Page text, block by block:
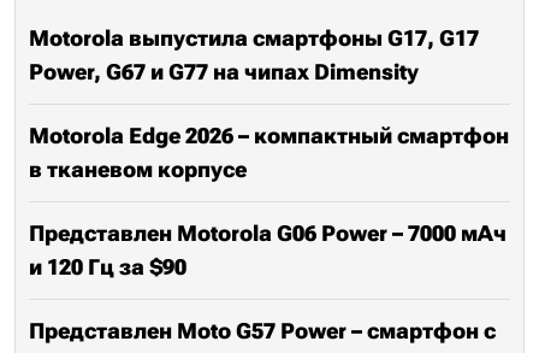
Motorola выпустила смартфоны G17, G17
Power, G67 и G77 на чипах Dimensity
Motorola Edge 2026 – компактный смартфон
в тканевом корпусе
Представлен Motorola G06 Power – 7000 мАч
и 120 Гц за $90
Представлен Moto G57 Power – смартфон с